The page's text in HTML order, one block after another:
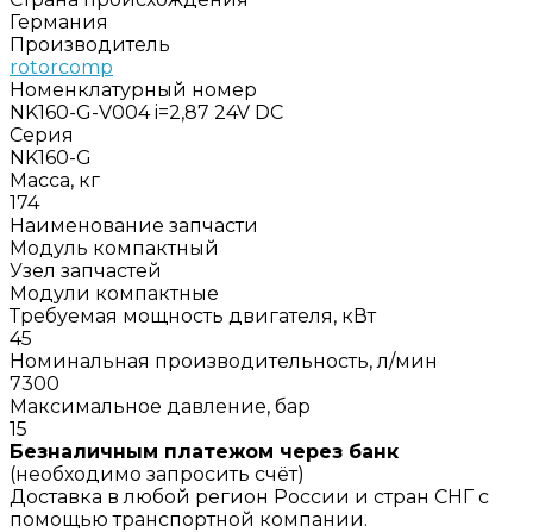
Германия
Производитель
rotorcomp
Номенклатурный номер
NK160-G-V004 i=2,87 24V DC
Серия
NK160-G
Масса, кг
174
Наименование запчасти
Модуль компактный
Узел запчастей
Модули компактные
Требуемая мощность двигателя, кВт
45
Номинальная производительность, л/мин
7300
Максимальное давление, бар
15
Безналичным платежом через банк
(необходимо запросить счёт)
Доставка в любой регион России и стран СНГ с
помощью транспортной компании.